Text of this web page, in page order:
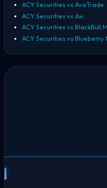
ACY Securities vs AvaTrade
ACY Securities vs Axi
ACY Securities vs BlackBull
ACY Securities vs Blueberry
Securities
vs